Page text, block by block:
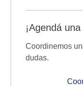
¡Agendá
Coordinemos
dudas.